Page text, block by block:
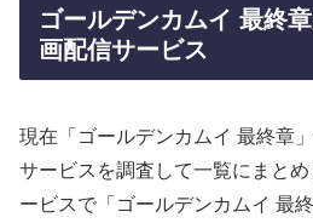
ゴールデンカムイ 最終
画配信サービス
現在「ゴールデンカムイ 最終章
サービスを調査して一覧にまと
ービスで「ゴールデンカムイ 最